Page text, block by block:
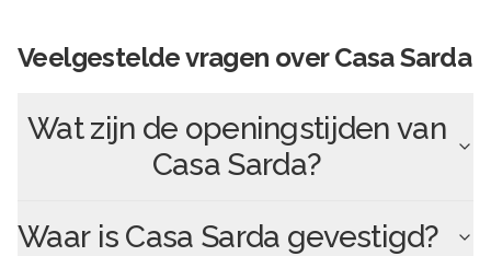
Veelgestelde vragen overCasa Sarda
Wat zijn de openingstijden van
Casa Sarda?
Waar is Casa Sarda gevestigd?